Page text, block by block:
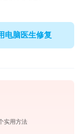
电脑医生修复
实用方法